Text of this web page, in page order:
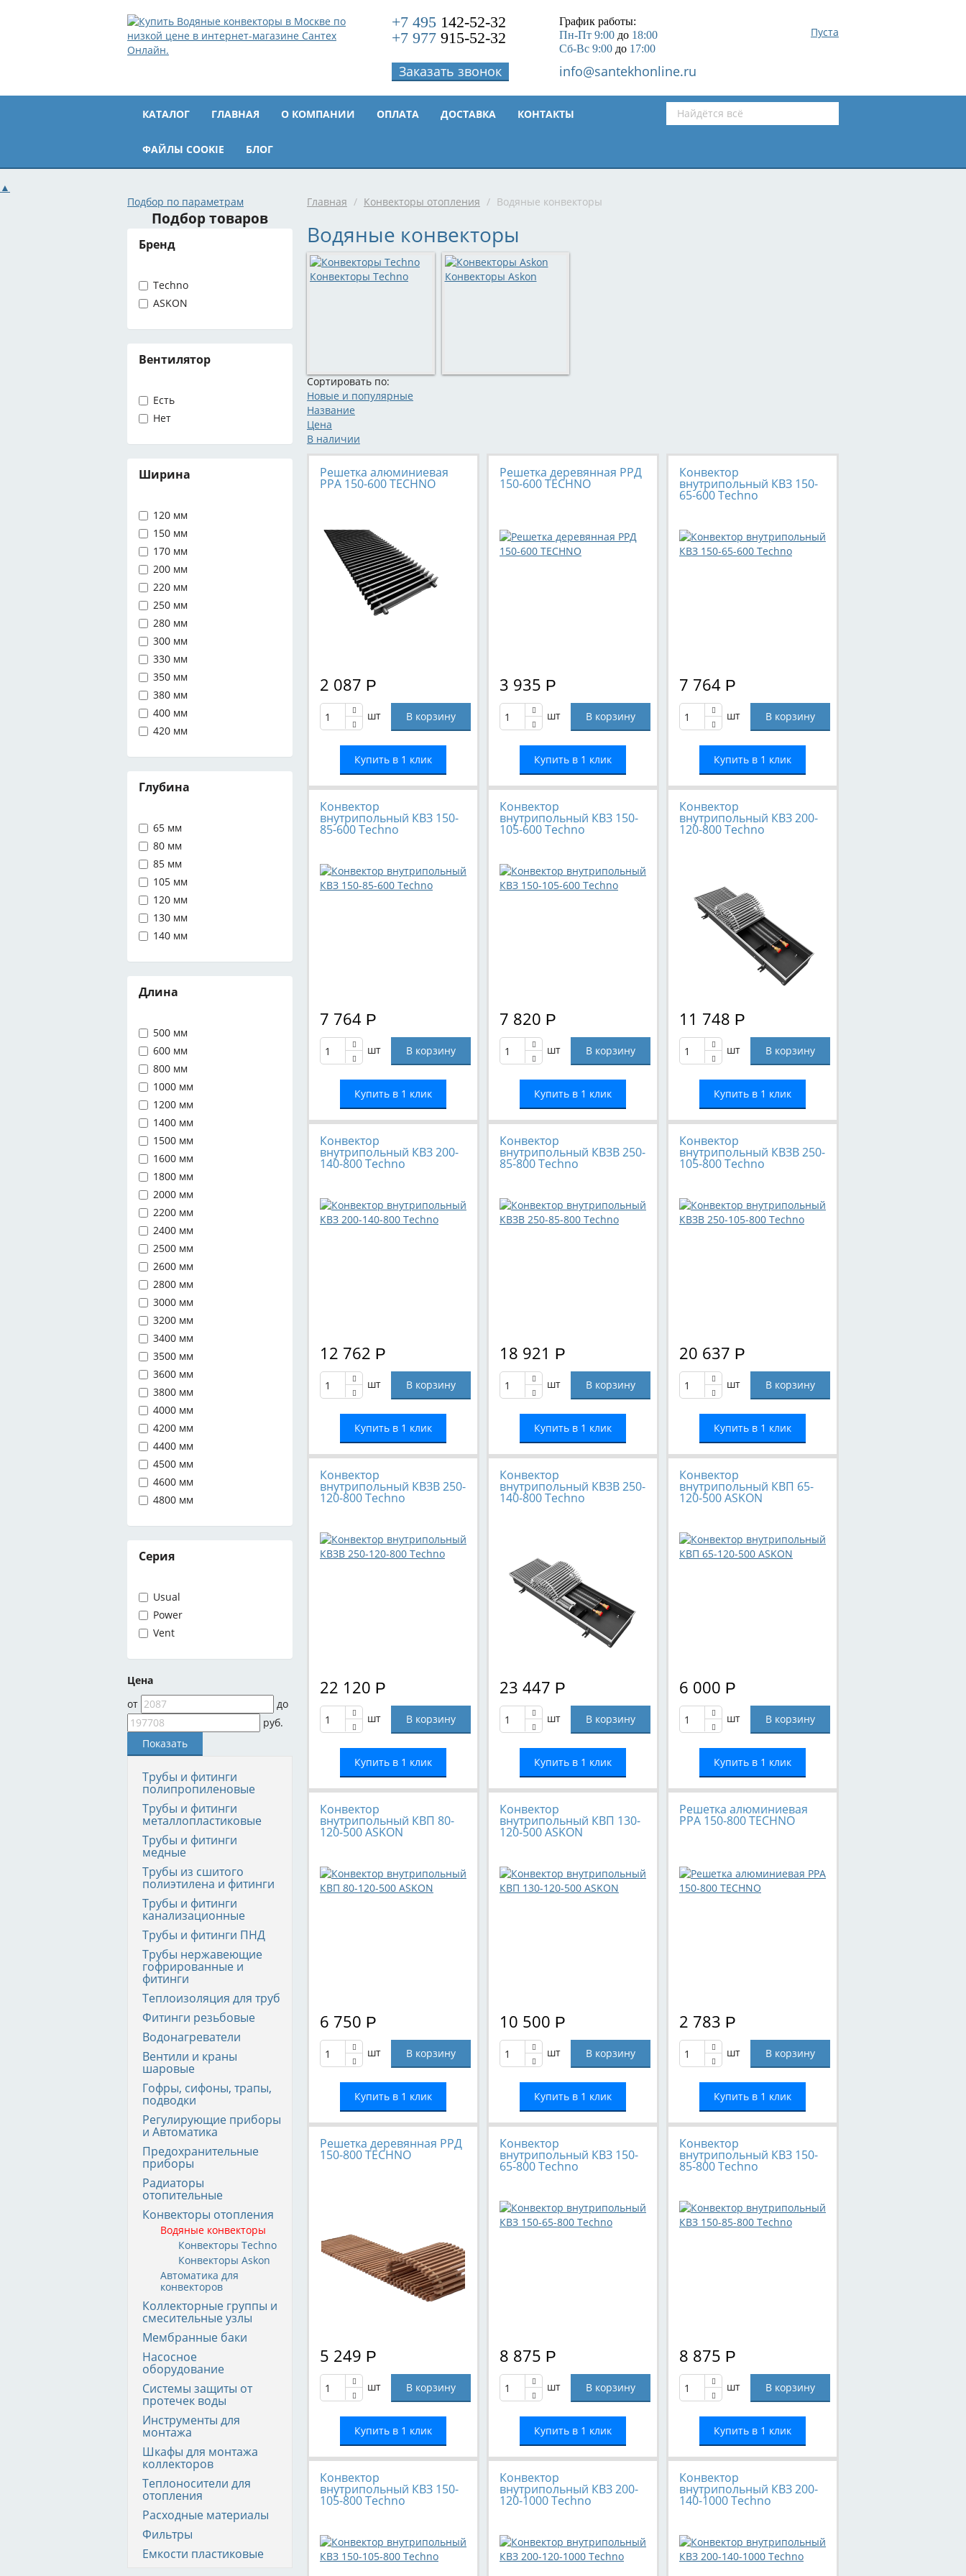
+7 495 142-52-32
+7 977 915-52-32
График работы:
Пн-Пт 9:00до 18:00
Сб-Вс 9:00до 17:00
Заказать звонок info@santekhonline.ru
Пуста
КАТАЛОГ ГЛАВНАЯ О КОМПАНИИ ОПЛАТА ДОСТАВКА КОНТАКТЫ
ФАЙЛЫ COOKIE БЛОГ
▲
Подбор по параметрам
Подбор товаров
Бренд
Techno
ASKON
Вентилятор
Есть
Нет
Ширина
120 мм
150 мм
170 мм
200 мм
220 мм
250 мм
280 мм
300 мм
330 мм
350 мм
380 мм
400 мм
420 мм
Глубина
65 мм
80 мм
85 мм
105 мм
120 мм
130 мм
140 мм
Длина
500 мм
600 мм
800 мм
1000 мм
1200 мм
1400 мм
1500 мм
1600 мм
1800 мм
2000 мм
2200 мм
2400 мм
2500 мм
2600 мм
2800 мм
3000 мм
3200 мм
3400 мм
3500 мм
3600 мм
3800 мм
4000 мм
4200 мм
4400 мм
4500 мм
4600 мм
4800 мм
Серия
Usual
Power
Vent
Цена
от
до
руб.
Трубы и фитинги
полипропиленовые
Трубы и фитинги
металлопластиковые
Трубы и фитинги
медные
Трубы из сшитого
полиэтилена и фитинги
Трубы и фитинги
канализационные
Трубы и фитинги ПНД
Трубы нержавеющие
гофрированные и
фитинги
Теплоизоляция для труб
Фитинги резьбовые
Водонагреватели
Вентили и краны
шаровые
Гофры, сифоны, трапы,
подводки
Регулирующие приборы
и Автоматика
Предохранительные
приборы
Радиаторы
отопительные
Конвекторы отопления
Водяные конвекторы
Конвекторы Techno
Конвекторы Askon
Автоматика для
конвекторов
Коллекторные группы и
смесительные узлы
Мембранные баки
Насосное
оборудование
Системы защиты от
протечек воды
Инструменты для
монтажа
Шкафы для монтажа
коллекторов
Теплоносители для
отопления
Расходные материалы
Фильтры
Емкости пластиковые
Главная / Конвекторы отопления / Водяные конвекторы
Водяные конвекторы
Конвекторы Techno Конвекторы Askon
Сортировать по:
Новые и популярные
Название
Цена
В наличии
Решетка алюминиевая
РРА 150-600 TECHNO
2 087 Р
шт
Купить в 1 клик
Решетка деревянная РРД
150-600 TECHNO
3 935 Р
шт
Купить в 1 клик
Конвектор
внутрипольный КВЗ 150-
65-600 Techno
7 764 Р
шт
Купить в 1 клик
Конвектор
внутрипольный КВЗ 150-
85-600 Techno
7 764 Р
шт
Купить в 1 клик
Конвектор
внутрипольный КВЗ 150-
105-600 Techno
7 820 Р
шт
Купить в 1 клик
Конвектор
внутрипольный КВЗ 200-
120-800 Techno
11 748 Р
шт
Купить в 1 клик
Конвектор
внутрипольный КВЗ 200-
140-800 Techno
12 762 Р
шт
Купить в 1 клик
Конвектор
внутрипольный КВЗВ 250-
85-800 Techno
18 921 Р
шт
Купить в 1 клик
Конвектор
внутрипольный КВЗВ 250-
105-800 Techno
20 637 Р
шт
Купить в 1 клик
Конвектор
внутрипольный КВЗВ 250-
120-800 Techno
22 120 Р
шт
Купить в 1 клик
Конвектор
внутрипольный КВЗВ 250-
140-800 Techno
23 447 Р
шт
Купить в 1 клик
Конвектор
внутрипольный КВП 65-
120-500 ASKON
6 000 Р
шт
Купить в 1 клик
Конвектор
внутрипольный КВП 80-
120-500 ASKON
6 750 Р
шт
Купить в 1 клик
Конвектор
внутрипольный КВП 130-
120-500 ASKON
10 500 Р
шт
Купить в 1 клик
Решетка алюминиевая
РРА 150-800 TECHNO
2 783 Р
шт
Купить в 1 клик
Решетка деревянная РРД
150-800 TECHNO
5 249 Р
шт
Купить в 1 клик
Конвектор
внутрипольный КВЗ 150-
65-800 Techno
8 875 Р
шт
Купить в 1 клик
Конвектор
внутрипольный КВЗ 150-
85-800 Techno
8 875 Р
шт
Купить в 1 клик
Конвектор
внутрипольный КВЗ 150-
105-800 Techno
Конвектор
внутрипольный КВЗ 200-
120-1000 Techno
Конвектор
внутрипольный КВЗ 200-
140-1000 Techno